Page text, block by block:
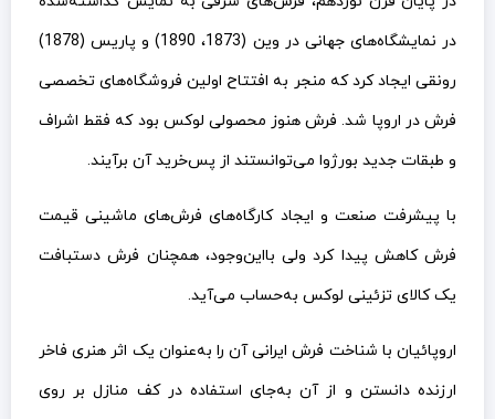
در نمایشگاه‌های جهانی در وین (1873، 1890) و پاریس (1878)
رونقی ایجاد کرد که منجر به افتتاح اولین فروشگاه‌های تخصصی
فرش در اروپا شد. فرش هنوز محصولی لوکس بود که فقط اشراف
و طبقات جدید بورژوا می‌توانستند از پس‌خرید آن برآیند.
با پیشرفت صنعت و ایجاد کارگاه‌های فرش‌های ماشینی قیمت
فرش کاهش پیدا کرد ولی بااین‌وجود، همچنان فرش دستبافت
یک کالای تزئینی لوکس به‌حساب می‌آید.
اروپائیان با شناخت فرش ایرانی آن را به‌عنوان یک اثر هنری فاخر
ارزنده دانستن و از آن به‌جای استفاده در کف منازل بر روی